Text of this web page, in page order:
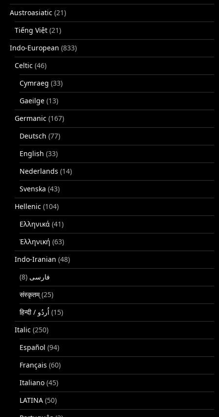
Austroasiatic (21)
Tiếng Việt (21)
Indo-European (833)
Celtic (46)
Cymraeg (33)
Gaeilge (13)
Germanic (167)
Deutsch (77)
English (33)
Nederlands (14)
Svenska (43)
Hellenic (104)
Ελληνικά (41)
Ἑλληνική (63)
Indo-Iranian (48)
فارسی (8)
संस्कृतम्(25)
(15)
Italic (250)
Español (94)
Français (60)
Italiano (45)
LATINA (50)